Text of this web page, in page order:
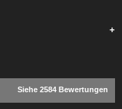
+
Siehe 2584 Bewertungen